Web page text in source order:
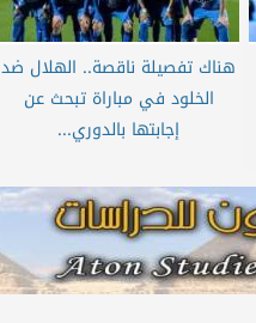
هناك تفصيلة ناقصة.. الهلال ضد
الخلود في مباراة تبحث عن
إجابتها بالدوري...